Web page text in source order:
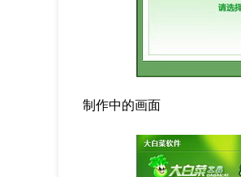
制作中的画面